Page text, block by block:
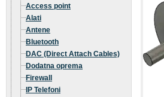
Access point
Alati
Antene
Bluetooth
DAC (Direct Attach Cables)
Dodatna oprema
Firewall
IP Telefoni